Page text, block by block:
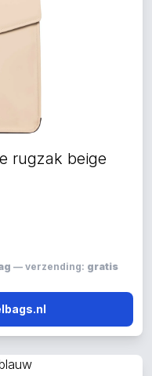
rugzak beige
— verzending: gratis